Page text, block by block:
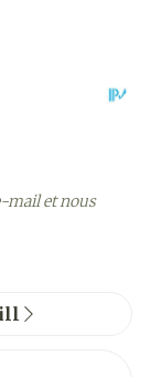
mail et nous